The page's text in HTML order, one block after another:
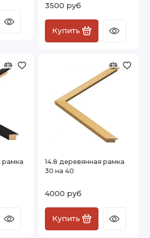
3500 руб
Купить
рамка
14.8 деревянная рамка
30 на 40
4000 руб
Купить